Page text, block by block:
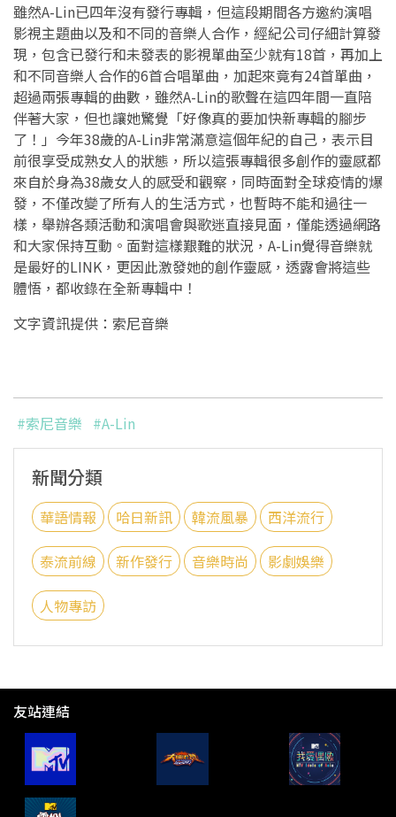
雖然A-Lin已四年沒有發行專輯，但這段期間各方邀約演唱
影視主題曲以及和不同的音樂人合作，經紀公司仔細計算發
現，包含已發行和未發表的影視單曲至少就有18首，再加上
和不同音樂人合作的6首合唱單曲，加起來竟有24首單曲，
超過兩張專輯的曲數，雖然A-Lin的歌聲在這四年間一直陪
伴著大家，但也讓她驚覺「好像真的要加快新專輯的腳步
了！」今年38歲的A-Lin非常滿意這個年紀的自己，表示目
前很享受成熟女人的狀態，所以這張專輯很多創作的靈感都
來自於身為38歲女人的感受和觀察，同時面對全球疫情的爆
發，不僅改變了所有人的生活方式，也暫時不能和過往一
樣，舉辦各類活動和演唱會與歌迷直接見面，僅能透過網路
和大家保持互動。面對這樣艱難的狀況，A-Lin覺得音樂就
是最好的LINK，更因此激發她的創作靈感，透露會將這些
體悟，都收錄在全新專輯中！
文字資訊提供：索尼音樂
#索尼音樂 #A-Lin
新聞分類
華語情報 哈日新訊 韓流風暴 西洋流行
泰流前線 新作發行 音樂時尚 影劇娛樂
人物專訪
友站連結